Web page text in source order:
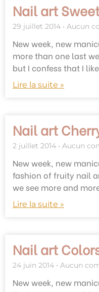
Nail art
29 juillet 2014 Aucun
New week, new
more than one last
but I confess that I
Lire la suite »
Nail art
2 juillet 2014 Aucun
New week, new
fashion of fruity nail
we see more and
Lire la suite »
Nail art
24 juin 2014 Aucun
New week, new